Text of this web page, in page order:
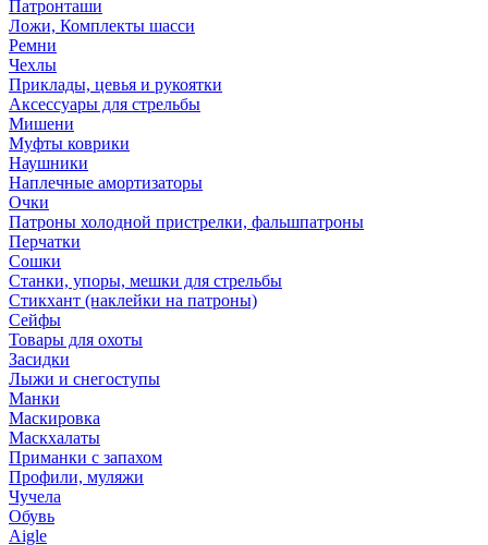
Патронташи
Ложи, Комплекты шасси
Ремни
Чехлы
Приклады, цевья и рукоятки
Аксессуары для стрельбы
Мишени
Муфты коврики
Наушники
Наплечные амортизаторы
Очки
Патроны холодной пристрелки, фальшпатроны
Перчатки
Сошки
Станки, упоры, мешки для стрельбы
Стикхант (наклейки на патроны)
Сейфы
Товары для охоты
Засидки
Лыжи и снегоступы
Манки
Маскировка
Маскхалаты
Приманки с запахом
Профили, муляжи
Чучела
Обувь
Aigle